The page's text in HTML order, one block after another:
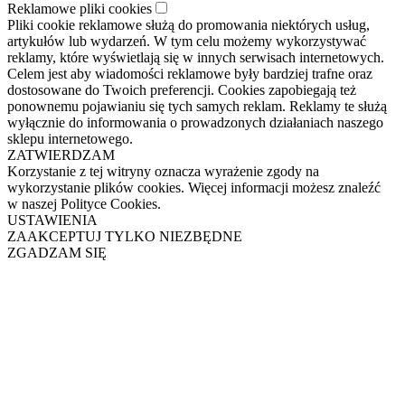
Reklamowe pliki cookies
Pliki cookie reklamowe służą do promowania niektórych usług,
artykułów lub wydarzeń. W tym celu możemy wykorzystywać
reklamy, które wyświetlają się w innych serwisach internetowych.
Celem jest aby wiadomości reklamowe były bardziej trafne oraz
dostosowane do Twoich preferencji. Cookies zapobiegają też
ponownemu pojawianiu się tych samych reklam. Reklamy te służą
wyłącznie do informowania o prowadzonych działaniach naszego
sklepu internetowego.
ZATWIERDZAM
Korzystanie z tej witryny oznacza wyrażenie zgody na
wykorzystanie plików cookies. Więcej informacji możesz znaleźć
w naszej Polityce Cookies.
USTAWIENIA
ZAAKCEPTUJ TYLKO NIEZBĘDNE
ZGADZAM SIĘ